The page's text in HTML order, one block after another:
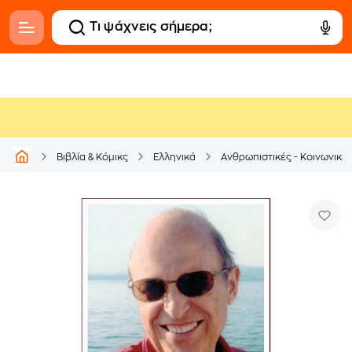
Βιβλία & Κόμικς Ελληνικά Ανθρωπιστικές -